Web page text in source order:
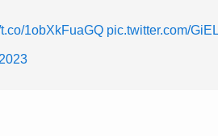
t.co/1obXkFuaGQ pic.twitter.com/